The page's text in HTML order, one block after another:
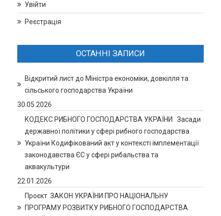
Увійти
Реєстрація
ОСТАННІ ЗАПИСИ
Відкритий лист до Міністра економіки, довкілля та
сільського господарства України
30.05.2026
КОДЕКС РИБНОГО ГОСПОДАРСТВА УКРАЇНИ Засади
державної політики у сфері рибного господарства
України Кодифікований акт у контексті імплементації
законодавства ЄС у сфері рибальства та
аквакультури
22.01.2026
Проєкт ЗАКОН УКРАЇНИ ПРО НАЦІОНАЛЬНУ
ПРОГРАМУ РОЗВИТКУ РИБНОГО ГОСПОДАРСТВА